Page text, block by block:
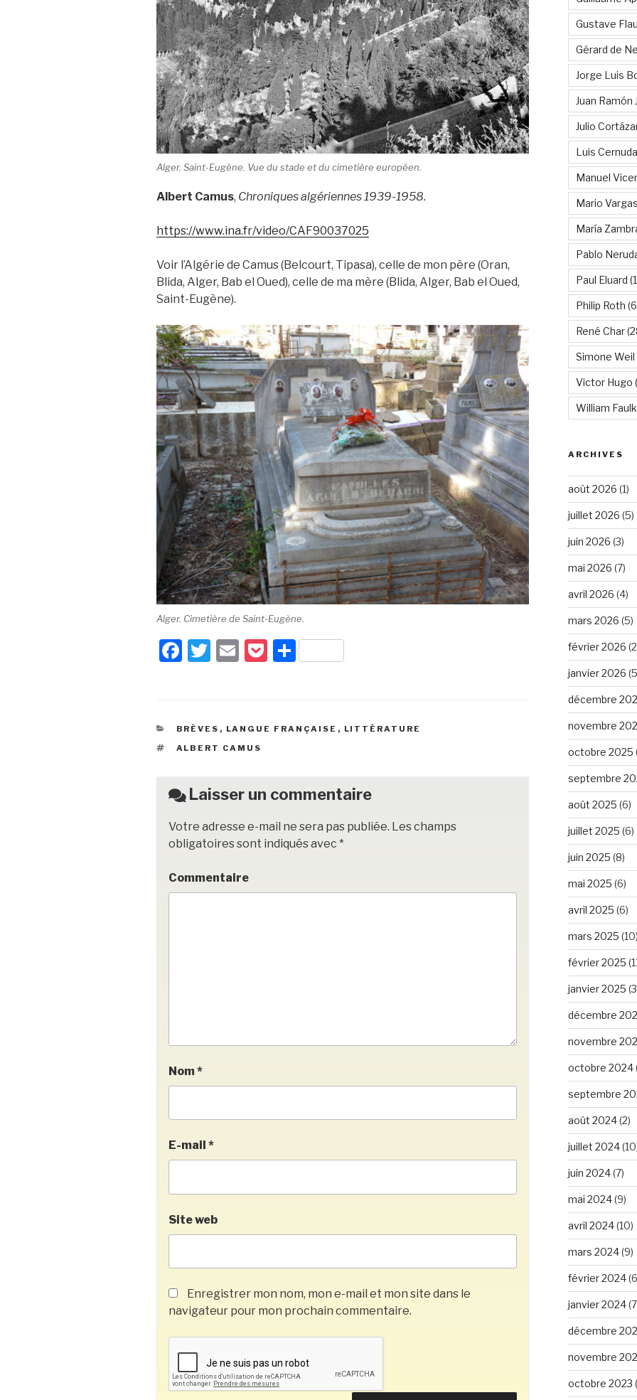
Alger. Saint-Eugène. Vue du stade et du cimetière européen.
Albert Camus, Chroniques algériennes 1939-1958.
https://www.ina.fr/video/CAF90037025
Voir l’Algérie de Camus (Belcourt, Tipasa), celle de mon père (Oran,
Blida, Alger, Bab el Oued), celle de ma mère (Blida, Alger, Bab el Oued,
Saint-Eugène).
Alger. Cimetière de Saint-Eugène.
F
e
b
o
k
T
er
E
P
k
et
P
g
er
CATÉGORIES
BRÈVES , LANGUE FRANÇAISE , LITTÉRATURE
ÉTIQUETTES
ALBERT CAMUS
Laisser un commentaire
Votre adresse e-mail ne sera pas publiée. Les champs
obligatoires sont indiqués avec *
Commentaire
Nom*
E-mail *
Site web
Enregistrer mon nom, mon e-mail et mon site dans le
navigateur pour mon prochain commentaire.
Gustave
Gérard de
Jorge Luis
Juan Ramón
Julio
Luis Cernuda
Manuel
Mario
María
Pablo
Paul Eluard
Philip Roth
René Char
Simone Weil
Victor Hugo
William
ARCHIVES
août 2026 (1)
juillet 2026 (5)
juin 2026 (3)
mai 2026 (7)
avril 2026 (4)
mars 2026 (5)
février 2026
janvier 2026
décembre
novembre
octobre 2025
septembre
août 2025 (6)
juillet 2025 (6)
juin 2025 (8)
mai 2025 (6)
avril 2025 (6)
mars 2025 (10)
février 2025
janvier 2025
décembre
novembre
octobre 2024
septembre
août 2024(2)
juillet 2024
juin 2024(7)
mai 2024(9)
avril 2024(10)
mars 2024(9)
février 2024
janvier 2024
décembre
novembre
octobre 2023